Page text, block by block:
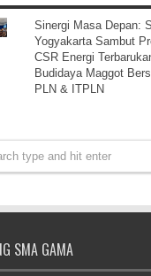
Sinergi Masa Depan:
Yogyakarta Sambut
CSR Energi
Budidaya Maggot
PLN & ITPLN
SMA GAMA